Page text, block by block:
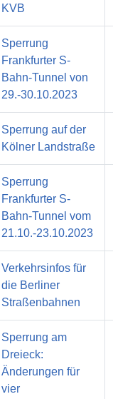
KVB
Sperrung
Frankfurter S-
Bahn-Tunnel von
29.-30.10.2023
Sperrung auf der
Kölner Landstraße
Sperrung
Frankfurter S-
Bahn-Tunnel vom
21.10.-23.10.2023
Verkehrsinfos für
die Berliner
Straßenbahnen
Sperrung am
Dreieck:
Änderungen für
vier